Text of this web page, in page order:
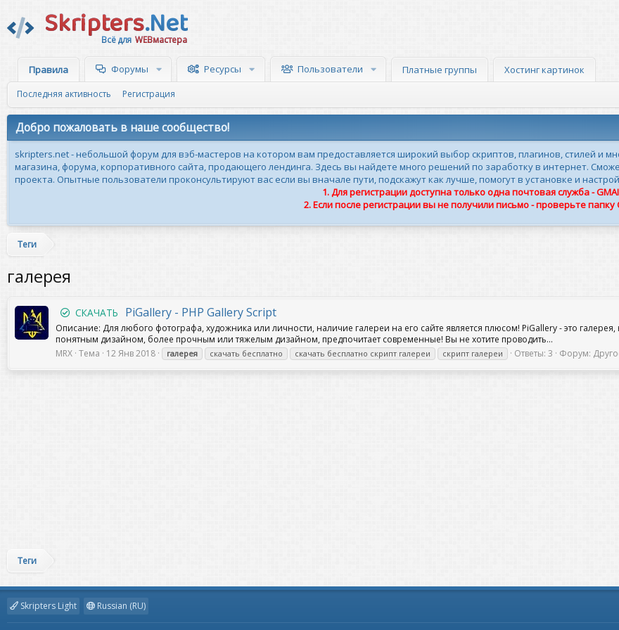
Skripters.Net
Всё для WEBмастера
Правила Форумы Ресурсы Пользователи Платные группы Хостинг картинок
Последняя активность Регистрация
Добро пожаловать в наше сообщество!
skripters.net - небольшой форум для вэб-мастеров на котором вам предоставляется широкий выбор скриптов, плагинов, стилей и
магазина, форума, корпоративного сайта, продающего лендинга. Здесь вы найдете много решений по заработку в интернет.
проекта. Опытные пользователи проконсультируют вас если вы вначале пути, подскажут как лучше, помогут в установке и
1. Для регистрации доступна только одна почтовая служба -
2. Если после регистрации вы не получили письмо - проверьте
Теги
галерея
СКАЧАТЬ PiGallery - PHP Gallery Script
Описание: Для любого фотографа, художника или личности, наличие галереи на его сайте является плюсом! PiGallery - это
понятным дизайном, более прочным или тяжелым дизайном, предпочитает современные! Вы не хотите проводить...
MRX Тема 12 Янв 2018 галерея скачать бесплатно скачать бесплатно скрипт галереи скрипт галереи Ответы: 3 Форум:
Теги
Skripters Light Russian (RU)